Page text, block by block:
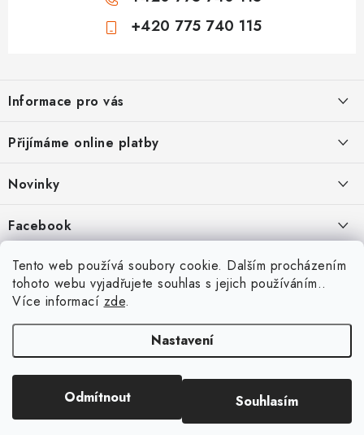
Tento web používá soubory cookie. Dalším procházením
tohoto webu vyjadřujete souhlas s jejich používáním..
Více informací zde.
Nastavení
Odmítnout Souhlasím
+420 775 740 115
p
a
Informace pro vás
Jak nakupovat
Ochrana osobních údajů
Hodnocení obchodu
Doprava a platba
Vrácení zboží a reklamace
Přijímáme online platby
Novinky
Kryty, pouzdra, obaly na mobil Apple iPhone.
11.9.2022
Nová skla pro vaši ochranu
22.8.2020
Designové kryty pro Xiaomi
Facebook
Heureka Recenze obchodu
Vytvořil Shoptet
. Všechna práva vyhrazena.
Upravit nastavení